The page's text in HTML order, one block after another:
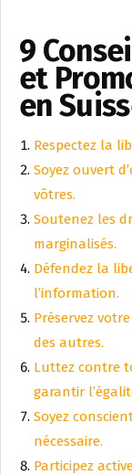
9
et
en
Respectez la
Soyez ouvert
vôtres.
Soutenez les
marginalisés.
Défendez la
l’information.
Préservez
des autres.
Luttez contre
garantir
Soyez
nécessaire.
Participez